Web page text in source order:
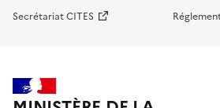
Secrétariat CITES